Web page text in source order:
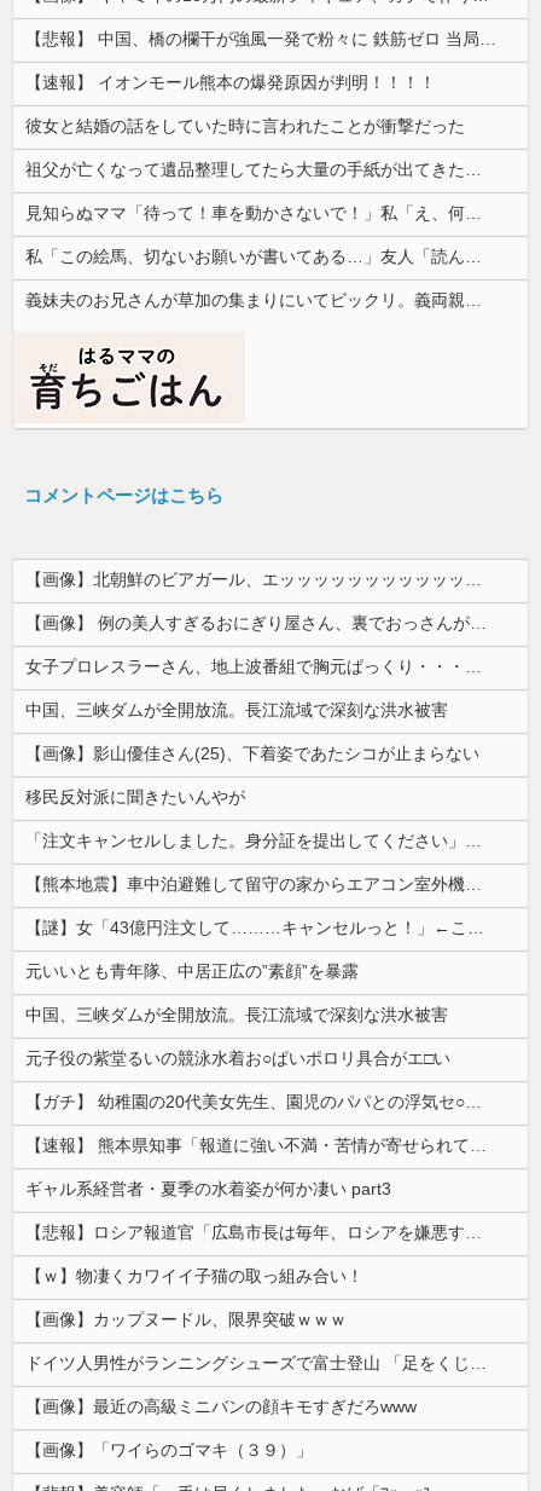
【速報】 イオンモール熊本の爆発原因が判明！！！！
彼女と結婚の話をしていた時に言われたことが衝撃だった
コメントページはこちら
【画像】北朝鮮のビアガール、エッッッッッッッッッッッッッッッッッ！
【画像】 例の美人すぎるおにぎり屋さん、裏でおっさんが握っていたｗｗｗｗｗｗｗｗｗｗｗｗｗｗｗｗｗ
女子プロレスラーさん、地上波番組で胸元ぱっくり・・・（※画像あり）
中国、三峡ダムが全開放流。長江流域で深刻な洪水被害
【画像】影山優佳さん(25)、下着姿であたシコが止まらない
移民反対派に聞きたいんやが
「注文キャンセルしました。身分証を提出してください」とAmazonから突然のメール、怪しすぎるのでカスタマーに確認したら……
【熊本地震】車中泊避難して留守の家からエアコン室外機盗む 警察に「室外機が盗まれた」相談数件 天草市の無職男（47）逮捕
【謎】女「43億円注文して………キャンセルっと！」←こいつの目的
元いいとも青年隊、中居正広の”素顔”を暴露
中国、三峡ダムが全開放流。長江流域で深刻な洪水被害
元子役の紫堂るいの競泳水着お○ぱいポロリ具合がエ□い
【ガチ】 幼稚園の20代美女先生、園児のパパとの浮気セ○クス動画が流出して終わる
【速報】 熊本県知事「報道に強い不満・苦情が寄せられている」→TBSの報道特集がまさにそれな件
ギャル系経営者・夏季の水着姿が何か凄い part3
【悲報】ロシア報道官「広島市長は毎年、ロシアを嫌悪する『偽りの呪文』を繰り返し、日本人をゾンビ化させている」と主張
【ｗ】物凄くカワイイ子猫の取っ組み合い！
【画像】カップヌードル、限界突破ｗｗｗ
ドイツ人男性がランニングシューズで富士登山 「足をくじいて動けない」
【画像】最近の高級ミニバンの顔キモすぎだろwww
【画像】「ワイらのゴマキ（３９）」